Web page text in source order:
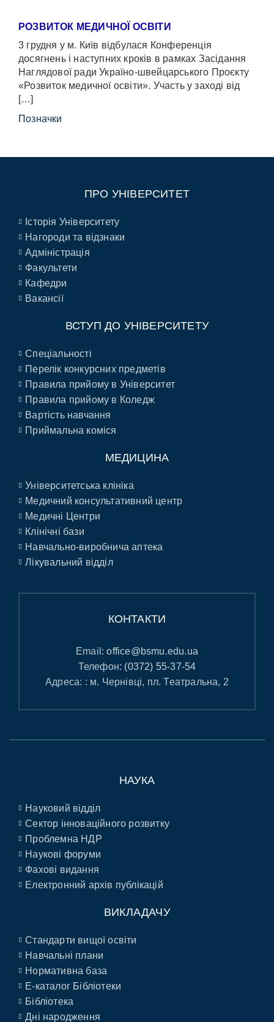
РОЗВИТОК МЕДИЧНОЇ ОСВІТИ
3 грудня у м. Київ відбулася Конференція
досягнень і наступних кроків в рамках Засідання
Наглядової ради Україно-швейцарського Проєкту
«Розвиток медичної освіти». Участь у заході від
[…]
Позначки
ПРО УНІВЕРСИТЕТ
Історія Університету
Нагороди та відзнаки
Адміністрація
Факультети
Кафедри
Вакансії
ВСТУП ДО УНІВЕРСИТЕТУ
Спеціальності
Перелік конкурсних предметів
Правила прийому в Університет
Правила прийому в Коледж
Вартість навчання
Приймальна коміся
МЕДИЦИНА
Університетська клініка
Медичний консультативний центр
Медичні Центри
Клінічні бази
Навчально-виробнича аптека
Лікувальний відділ
КОНТАКТИ
Email:office@bsmu.edu.ua
Телефон: (0372) 55-37-54
Адреса: : м. Чернівці, пл. Театральна, 2
НАУКА
Науковий відділ
Сектор інноваційного розвитку
Проблемна НДР
Наукові форуми
Фахові видання
Електронний архів публікацій
ВИКЛАДАЧУ
Стандарти вищої освіти
Навчальні плани
Нормативна база
E-каталог Бібліотеки
Бібліотека
Дні народження